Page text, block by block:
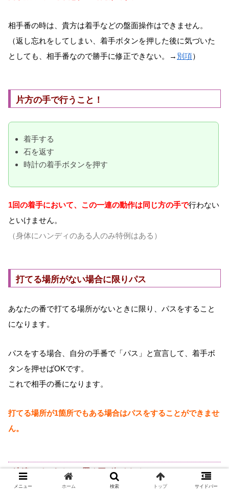
相手番の時は、貴方は着手などの盤面操作はできません。
（返し忘れをしてしまい、着手ボタンを押した後に気づいた
としても、相手番なので勝手に修正できない。→ 別項）
片方の手で行うこと！
着手する
石を返す
時計の着手ボタンを押す
1回の着手において、この一連の動作は同じ方の手で行わない
といけません。
（身体にハンディのある人のみ特例はある）
打てる場所がない場合に限りパス
あなたの番で打てる場所がないときに限り、パスをすること
になります。
パスをする場合、自分の手番で「パス」と宣言して、着手ボ
タンを押せばOKです。
これで相手の番になります。
打てる場所が1箇所でもある場合はパスをすることができませ
ん。
連続でパスすると、置く石が無くなる？
メニュー ホーム 検索 トップ サイドバー